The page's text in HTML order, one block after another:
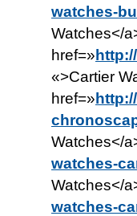
watches-
Watches</
href=»
«>Cartier
href=»
Watches</
watches-
Watches</
watches-